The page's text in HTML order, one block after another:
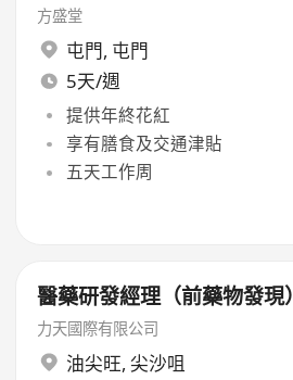
方盛堂
屯門, 屯門
5天/週
提供年終花紅
享有膳食及交通津貼
五天工作周
醫藥研發經理（前藥物發現）
力天國際有限公司
油尖旺, 尖沙咀